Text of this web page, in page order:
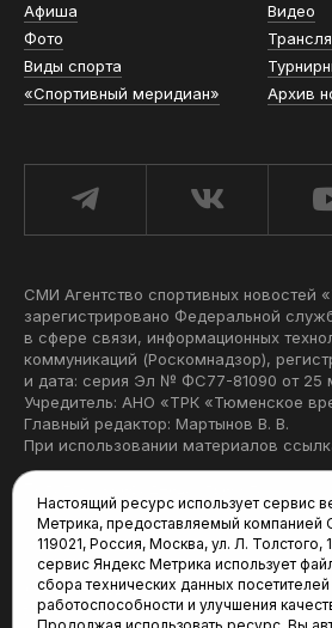
Афиша
Видео
Фото
Виды спорта
«Спортивный меридиан»
Архив
СМИ Агентство спортивных новостей
зарегистрировано Федеральной
в сфере связи, информационных
коммуникаций (Роскомнадзор),
и дата: серия Эл № ФС77-81090 от 25
Учредитель: АНО «ТРК «Тюменское
Главный редактор: Мартынов В. В.
При использовании материалов
Редакция:
625035, Тюмень, пр.
(3452) 68-22-28
tum-arena@mail.ru
Настоящий ресурс использует сервис
Метрика, предоставляемый
119021, Россия, Москва, ул. Л.
сервис Яндекс Метрика использует
сбора технических данных
работоспособности и улучшения